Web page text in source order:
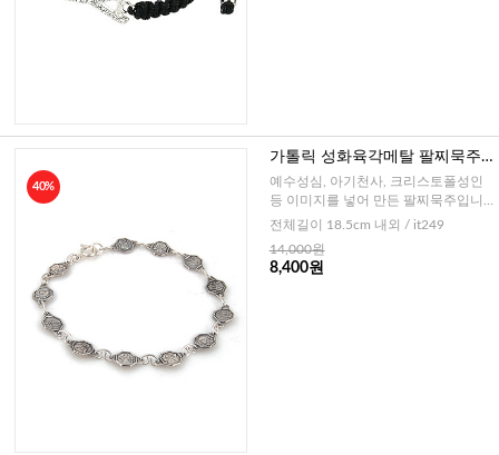
40%
가톨릭 성화육각메탈 팔찌묵주 7
x11mm (이태리)
예수성심, 아기천사, 크리스토폴성인
등 이미지를 넣어 만든 팔찌묵주입니
다.
전체길이 18.5cm 내외 / it249
14,000원
8,400원